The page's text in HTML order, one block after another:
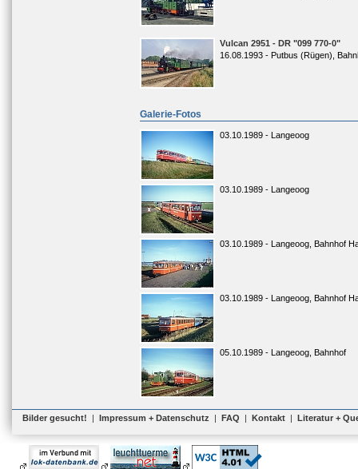
Vulcan 2951 - DR "099 770-0"
16.08.1993 - Putbus (Rügen),
Galerie-Fotos
03.10.1989 - Langeoog
03.10.1989 - Langeoog
03.10.1989 - Langeoog, Bahnhof
03.10.1989 - Langeoog, Bahnhof
05.10.1989 - Langeoog, Bahnhof
Bilder gesucht! | Impressum + Datenschutz | FAQ | Kontakt | Literatur +